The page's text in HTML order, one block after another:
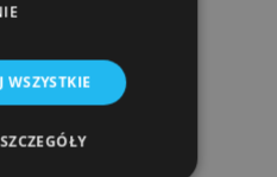
SPORT BOTTLE
zł
WSZYSTKIE